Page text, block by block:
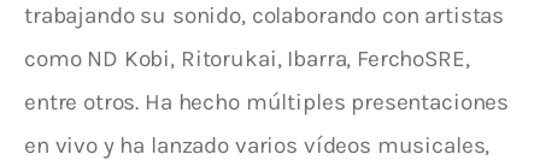
trabajando su sonido, colaborando con artistas
como ND Kobi, Ritorukai, Ibarra, FerchoSRE,
entre otros. Ha hecho múltiples presentaciones
en vivo y ha lanzado varios vídeos musicales,